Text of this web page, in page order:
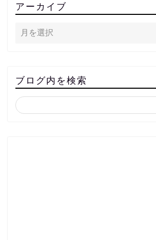
アーカイブ
ブログ内を検索